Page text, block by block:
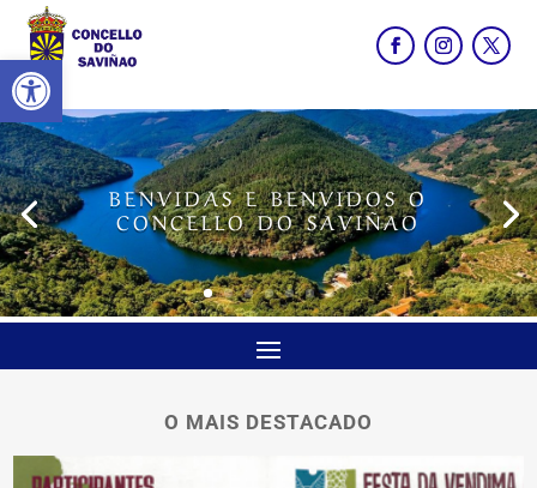
Abrir barra de ferramentas
BENVIDAS E BENVIDOS O
CONCELLO DO SAVIÑAO
O MAIS DESTACADO